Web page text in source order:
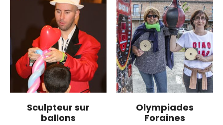
Sculpteur sur
ballons
Olympiades
Foraines